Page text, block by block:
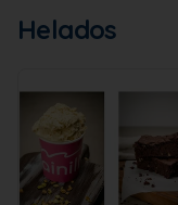
Helados